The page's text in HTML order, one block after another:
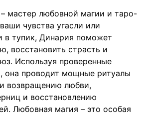
мастер любовной магии и таро-
чувства угасли или
в тупик, Динария поможет
восстановить страсть и
Используя проверенные
она проводит мощные ритуалы
возвращению любви,
и восстановлению
Любовная магия – это особая